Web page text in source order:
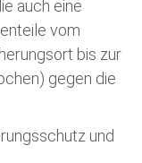
auch eine
vom
bis zur
gegen die
und